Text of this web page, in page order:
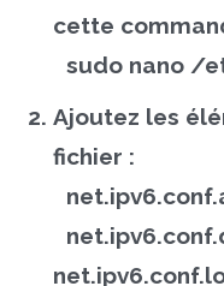
cette
sudo nano /
Ajoutez les
fichier :